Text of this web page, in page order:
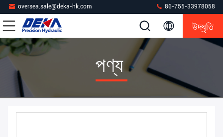
oversea.sale@deka-hk.com 86-755-33978058
উদ্ধৃতি
পণ্য